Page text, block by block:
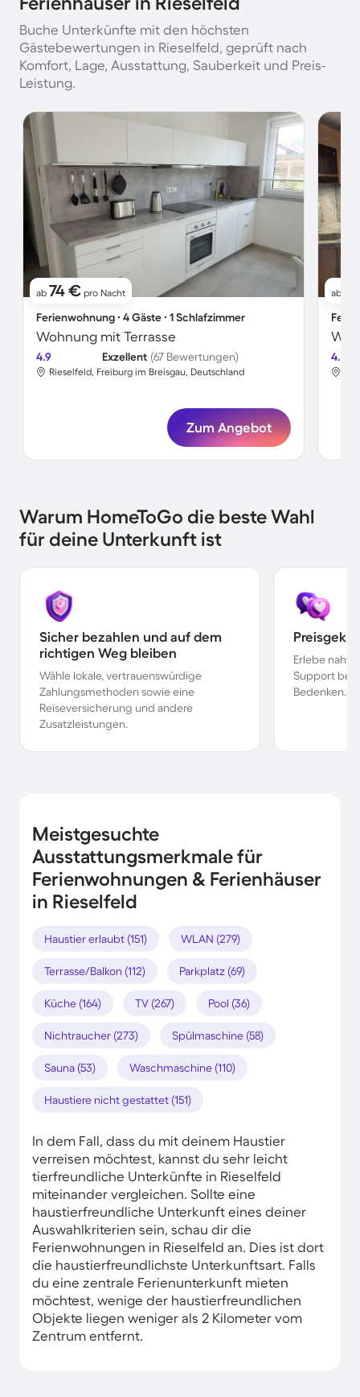
Buche Unterkünfte mit den höchsten
Gästebewertungen in Rieselfeld, geprüft nach
Komfort, Lage, Ausstattung, Sauberkeit und Preis-
Leistung.
ab 74 € pro Nacht
Ferienwohnung ∙ 4 Gäste ∙ 1 Schlafzimmer
Wohnung mit Terrasse
4.9 Exzellent (67 Bewertungen)
Rieselfeld, Freiburg im Breisgau, Deutschland
Zum Angebot
ab
4.6
Warum HomeToGo die beste Wahl
für deine Unterkunft ist
Sicher bezahlen und auf dem
richtigen Weg bleiben
Wähle lokale, vertrauenswürdige
Zahlungsmethoden sowie eine
Reiseversicherung und andere
Zusatzleistungen.
Erlebe
Support bei
Bedenken.
Meistgesuchte
Ausstattungsmerkmale für
Ferienwohnungen & Ferienhäuser
in Rieselfeld
Haustier erlaubt (151) WLAN (279)
Terrasse/Balkon (112) Parkplatz (69)
Küche (164) TV (267) Pool (36)
Nichtraucher (273) Spülmaschine (58)
Sauna (53) Waschmaschine (110)
Haustiere nicht gestattet (151)
In dem Fall, dass du mit deinem Haustier
verreisen möchtest, kannst du sehr leicht
tierfreundliche Unterkünfte in Rieselfeld
miteinander vergleichen. Sollte eine
haustierfreundliche Unterkunft eines deiner
Auswahlkriterien sein, schau dir die
Ferienwohnungen in Rieselfeld an. Dies ist dort
die haustierfreundlichste Unterkunftsart. Falls
du eine zentrale Ferienunterkunft mieten
möchtest, wenige der haustierfreundlichen
Objekte liegen weniger als 2 Kilometer vom
Zentrum entfernt.